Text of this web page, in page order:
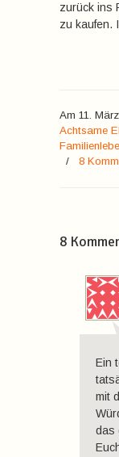
zurück ins
zu kaufen.
Am 11.
Achtsame
/ 8
8
Ein
mit
das